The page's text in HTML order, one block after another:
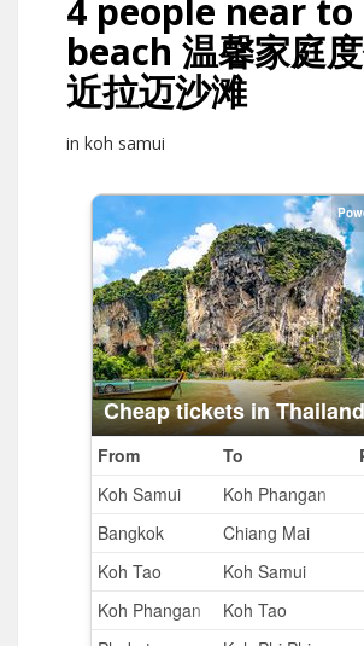
4 people near
beach 温馨家庭
近拉迈沙滩
in koh samui